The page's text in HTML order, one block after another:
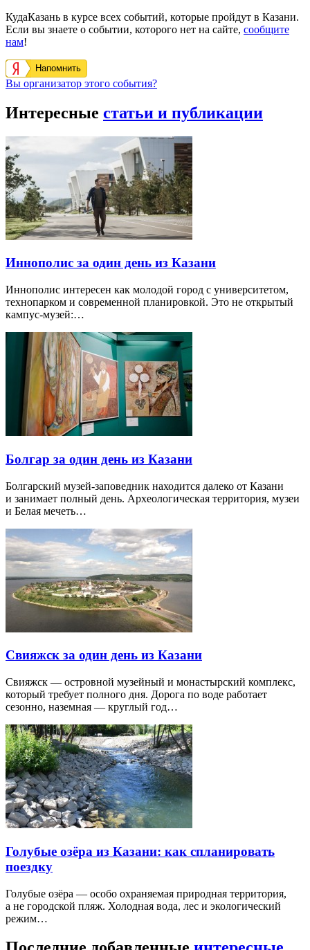
КудаКазань в курсе всех событий, которые пройдут в Казани.
Если вы знаете о событии, которого нет на сайте, сообщите
нам!
Напомнить
Вы организатор этого события?
Интересные статьи и публикации
Иннополис за один день из Казани
Иннополис интересен как молодой город с университетом,
технопарком и современной планировкой. Это не открытый
кампус-музей:…
Болгар за один день из Казани
Болгарский музей-заповедник находится далеко от Казани
и занимает полный день. Археологическая территория, музеи
и Белая мечеть…
Свияжск за один день из Казани
Свияжск — островной музейный и монастырский комплекс,
который требует полного дня. Дорога по воде работает
сезонно, наземная — круглый год…
Голубые озёра из Казани: как спланировать
поездку
Голубые озёра — особо охраняемая природная территория,
а не городской пляж. Холодная вода, лес и экологический
режим…